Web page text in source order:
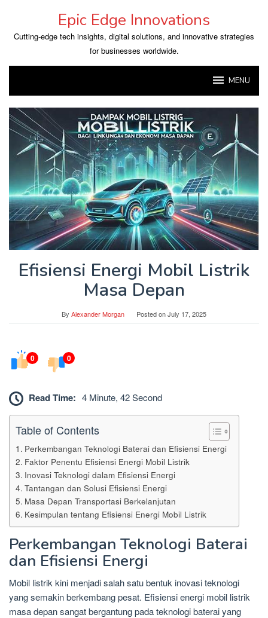
content
Epic Edge Innovations
Cutting-edge tech insights, digital solutions, and innovative strategies
for businesses worldwide.
MENU
Efisiensi Energi Mobil Listrik
Masa Depan
By Alexander Morgan Posted onJuly 17, 2025
0 0
Read Time: 4 Minute, 42 Second
Table of Contents
Perkembangan Teknologi Baterai dan Efisiensi Energi
Faktor Penentu Efisiensi Energi Mobil Listrik
Inovasi Teknologi dalam Efisiensi Energi
Tantangan dan Solusi Efisiensi Energi
Masa Depan Transportasi Berkelanjutan
Kesimpulan tentang Efisiensi Energi Mobil Listrik
Perkembangan Teknologi Baterai
dan Efisiensi Energi
Mobil listrik kini menjadi salah satu bentuk inovasi teknologi
yang semakin berkembang pesat. Efisiensi energi mobil listrik
masa depan sangat bergantung pada teknologi baterai yang